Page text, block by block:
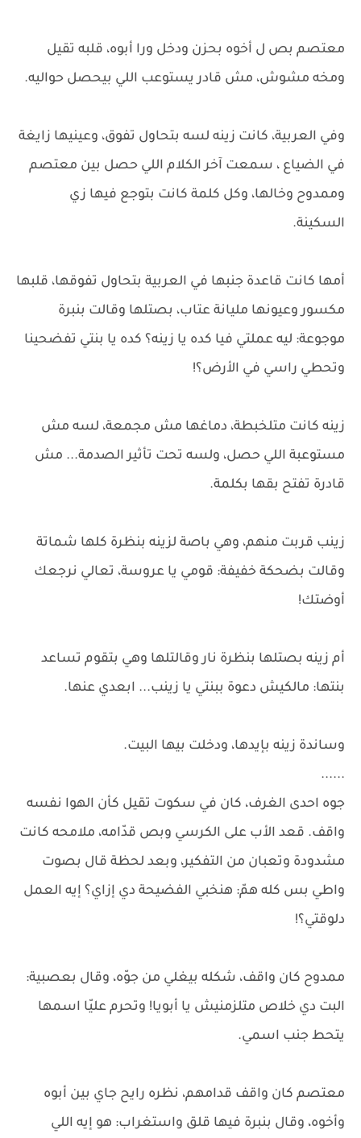
معتصم بص ل أخوه بحزن ودخل ورا أبوه، قلبه تقيل
ومخه مشوش، مش قادر يستوعب اللي بيحصل حواليه.
وفي العربية، كانت زينه لسه بتحاول تفوق، وعينيها زايغة
في الضياع ، سمعت آخر الكلام اللي حصل بين معتصم
وممدوح وخالها، وكل كلمة كانت بتوجع فيها زي
السكينة.
أمها كانت قاعدة جنبها في العربية بتحاول تفوقها، قلبها
مكسور وعيونها مليانة عتاب، بصتلها وقالت بنبرة
موجوعة: ليه عملتي فيا كده يا زينه؟ كده يا بنتي تفضحينا
وتحطي راسي في الأرض؟!
زينه كانت متلخبطة، دماغها مش مجمعة، لسه مش
مستوعبة اللي حصل، ولسه تحت تأثير الصدمة... مش
قادرة تفتح بقها بكلمة.
زينب قربت منهم، وهي باصة لزينه بنظرة كلها شماتة
وقالت بضحكة خفيفة: قومي يا عروسة، تعالي نرجعك
أوضتك!
أم زينه بصتلها بنظرة نار وقالتلها وهي بتقوم تساعد
بنتها: مالكيش دعوة ببنتي يا زينب... ابعدي عنها.
وساندة زينه بإيدها، ودخلت بيها البيت.
......
جوه احدى الغرف، كان في سكوت تقيل كأن الهوا نفسه
واقف. قعد الأب على الكرسي وبص قدّامه، ملامحه كانت
مشدودة وتعبان من التفكير، وبعد لحظة قال بصوت
واطي بس كله همّ: هنخبي الفضيحة دي إزاي؟ إيه العمل
دلوقتي؟!
ممدوح كان واقف، شكله بيغلي من جوّه، وقال بعصبية:
البت دي خلاص متلزمنيش يا أبويا! وتحرم عليّا اسمها
يتحط جنب اسمي.
معتصم كان واقف قدامهم، نظره رايح جاي بين أبوه
وأخوه، وقال بنبرة فيها قلق واستغراب: هو إيه اللي